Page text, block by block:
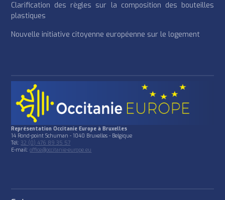
Clarification des règles sur la composition des bouteilles
plastiques
Nouvelle initiative citoyenne européenne sur le logement
Représentation Occitanie Europe à Bruxelles
14 Rond-point Schuman - 1040 Bruxelles - Belgique
Tél:32 (0) 476 89 35 57
E-mail:office@occitanie-europe.eu